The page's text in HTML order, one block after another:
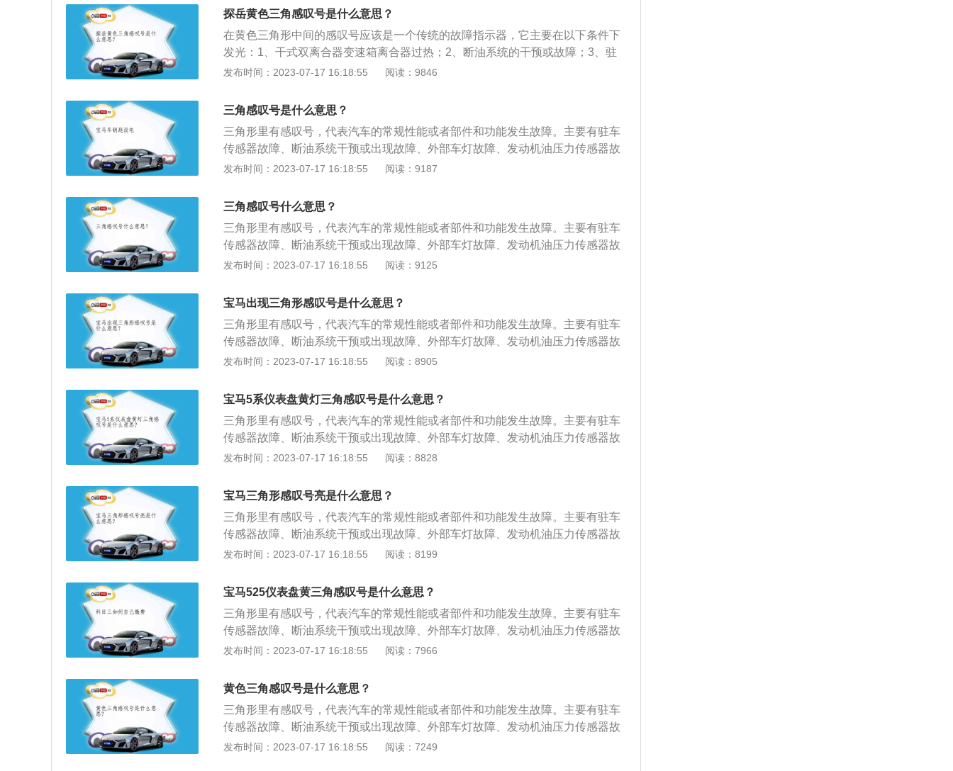
此类故障码需要维修完好并且利用检测电脑消码，才能够解除警报灯。汽车仪表
盘亮起带黄色感叹号故障灯的情况有许多种，一般情况是不会单独亮起黄色感叹
号故障灯，感叹号都会伴随其它形状故障灯一同出现。在汽车故障报警灯的使用
上，感叹号报警灯亮起代表着要注意使用车辆的意思，通常表示车辆出现某种故
障但不具体指明故障部件。汽车仪表盘亮起黄色感叹号在上轮胎截面形状在下图
高的通常会配备四轮胎压显示，每个胎压显示具体数值，每台车辆都有厂家推荐
标准胎压值并且在车身某位置有标注，一般是在主驾驶座侧门边上，灯亮过后先
自行判断或高了还是过低了，胎压过高了可以自行放气到正常推荐值，胎压过低
探岳黄色三角感叹号是什么意思？
在黄色三角形中间的感叹号应该是一个传统的故障指示器，它主要在以下条件下
发光：1、干式双离合器变速箱离合器过热；2、断油系统的干预或故障；3、驻
车传感器故障；4、外部灯泡故障；5、发动机机油压力传感器故障；6、驱动防
示灯用于显示发动机的工作状态。起动时，将钥匙转到“on”档，汽车进行自检，
指示灯也亮起。启动汽车后，指示灯将自动熄灭。如果车辆起动后指示灯一直亮
着，或在行驶过程中指示灯一直亮着，则表明发动机系统存在故障，如废气排放
过多、燃烧状态不良、爆震、配气系统故障、传感器数据异常等。2、机油压力
低警告灯机油指示器用于显示发动机中的机油存量和压力。它通常是红色的。起
亮，则表示机油压力低于标准值。此时，如果继续行驶，将导致发动机润滑不良
和异常磨损。
发布时间：2023-07-17 16:18:55 阅读：9846
三角感叹号是什么意思？
三角形里有感叹号，代表汽车的常规性能或者部件和功能发生故障。主要有驻车
传感器故障、断油系统干预或出现故障、外部车灯故障、发动机油压力传感器故
障等。解决办法：需要前往4S店进行检修，查出故障来源。感叹号是汽车常见的
色齿轮里面有感叹号、红色括号圆圈中间有感叹号、黄色括号下面一横中间有感
叹号、黄色灯泡带感叹号。以下是4种情况的具体分析：自动变速器故障：黄色
齿轮里面有感叹号，这是自动变速器故障警告灯，说明变速箱存在故障或变速箱
润滑油低于正常范围。需及时更换变速箱油。制动系统故障：括号圆圈中间有感
叹号，这个代表着制动系统的警示，主要有制动系统发生故障和制动液面过低。
这个代表着轮胎气压监测警示灯，当汽车的轮胎气压过低时，该警告灯就会亮
起。需检查汽车胎压，将胎压恢复到正常范围内。灯光故障：黄色灯泡感叹号，
这是灯光故障指示灯，提示有车灯出现故障。解决方案：尽快去4s店检查处理，
里出现了问题。
发布时间：2023-07-17 16:18:55 阅读：9187
三角感叹号什么意思？
三角形里有感叹号，代表汽车的常规性能或者部件和功能发生故障。主要有驻车
传感器故障、断油系统干预或出现故障、外部车灯故障、发动机油压力传感器故
障等。解决办法：需要前往4S店进行检修，查出故障来源。感叹号是汽车常见的
色齿轮里面有感叹号、红色括号圆圈中间有感叹号、黄色括号下面一横中间有感
叹号、黄色灯泡带感叹号。以下是4种情况的具体分析：自动变速器故障：黄色
齿轮里面有感叹号，这是自动变速器故障警告灯，说明变速箱存在故障或变速箱
润滑油低于正常范围。需及时更换变速箱油。制动系统故障：括号圆圈中间有感
叹号，这个代表着制动系统的警示，主要有制动系统发生故障和制动液面过低。
这个代表着轮胎气压监测警示灯，当汽车的轮胎气压过低时，该警告灯就会亮
起。需检查汽车胎压，将胎压恢复到正常范围内。灯光故障：黄色灯泡感叹号，
这是灯光故障指示灯，提示有车灯出现故障。解决方案：尽快去4s店检查处理，
里出现了问题。
发布时间：2023-07-17 16:18:55 阅读：9125
宝马出现三角形感叹号是什么意思？
三角形里有感叹号，代表汽车的常规性能或者部件和功能发生故障。主要有驻车
传感器故障、断油系统干预或出现故障、外部车灯故障、发动机油压力传感器故
障等。解决办法：需要前往4S店进行检修，查出故障来源。感叹号是汽车常见的
色齿轮里面有感叹号、红色括号圆圈中间有感叹号、黄色括号下面一横中间有感
叹号、黄色灯泡带感叹号。以下是4种情况的具体分析：自动变速器故障：黄色
齿轮里面有感叹号，这是自动变速器故障警告灯，说明变速箱存在故障或变速箱
润滑油低于正常范围。需及时更换变速箱油。制动系统故障：括号圆圈中间有感
叹号，这个代表着制动系统的警示，主要有制动系统发生故障和制动液面过低。
这个代表着轮胎气压监测警示灯，当汽车的轮胎气压过低时，该警告灯就会亮
起。需检查汽车胎压，将胎压恢复到正常范围内。灯光故障：黄色灯泡感叹号，
这是灯光故障指示灯，提示有车灯出现故障。解决方案：尽快去4s店检查处理，
里出现了问题。
发布时间：2023-07-17 16:18:55 阅读：8905
宝马5系仪表盘黄灯三角感叹号是什么意思？
三角形里有感叹号，代表汽车的常规性能或者部件和功能发生故障。主要有驻车
传感器故障、断油系统干预或出现故障、外部车灯故障、发动机油压力传感器故
障等。解决办法：需要前往4S店进行检修，查出故障来源。感叹号是汽车常见的
色齿轮里面有感叹号、红色括号圆圈中间有感叹号、黄色括号下面一横中间有感
叹号、黄色灯泡带感叹号。以下是4种情况的具体分析：自动变速器故障：黄色
齿轮里面有感叹号，这是自动变速器故障警告灯，说明变速箱存在故障或变速箱
润滑油低于正常范围。需及时更换变速箱油。制动系统故障：括号圆圈中间有感
叹号，这个代表着制动系统的警示，主要有制动系统发生故障和制动液面过低。
这个代表着轮胎气压监测警示灯，当汽车的轮胎气压过低时，该警告灯就会亮
起。需检查汽车胎压，将胎压恢复到正常范围内。灯光故障：黄色灯泡感叹号，
这是灯光故障指示灯，提示有车灯出现故障。解决方案：尽快去4s店检查处理，
里出现了问题。
发布时间：2023-07-17 16:18:55 阅读：8828
宝马三角形感叹号亮是什么意思？
三角形里有感叹号，代表汽车的常规性能或者部件和功能发生故障。主要有驻车
传感器故障、断油系统干预或出现故障、外部车灯故障、发动机油压力传感器故
障等。解决办法：需要前往4S店进行检修，查出故障来源。感叹号是汽车常见的
色齿轮里面有感叹号、红色括号圆圈中间有感叹号、黄色括号下面一横中间有感
叹号、黄色灯泡带感叹号。以下是4种情况的具体分析：自动变速器故障：黄色
齿轮里面有感叹号，这是自动变速器故障警告灯，说明变速箱存在故障或变速箱
润滑油低于正常范围。需及时更换变速箱油。制动系统故障：括号圆圈中间有感
叹号，这个代表着制动系统的警示，主要有制动系统发生故障和制动液面过低。
这个代表着轮胎气压监测警示灯，当汽车的轮胎气压过低时，该警告灯就会亮
起。需检查汽车胎压，将胎压恢复到正常范围内。灯光故障：黄色灯泡感叹号，
这是灯光故障指示灯，提示有车灯出现故障。解决方案：尽快去4s店检查处理，
里出现了问题。
发布时间：2023-07-17 16:18:55 阅读：8199
宝马525仪表盘黄三角感叹号是什么意思？
三角形里有感叹号，代表汽车的常规性能或者部件和功能发生故障。主要有驻车
传感器故障、断油系统干预或出现故障、外部车灯故障、发动机油压力传感器故
障等。解决办法：需要前往4S店进行检修，查出故障来源。感叹号是汽车常见的
色齿轮里面有感叹号、红色括号圆圈中间有感叹号、黄色括号下面一横中间有感
叹号、黄色灯泡带感叹号。以下是4种情况的具体分析：自动变速器故障：黄色
齿轮里面有感叹号，这是自动变速器故障警告灯，说明变速箱存在故障或变速箱
润滑油低于正常范围。需及时更换变速箱油。制动系统故障：括号圆圈中间有感
叹号，这个代表着制动系统的警示，主要有制动系统发生故障和制动液面过低。
发布时间：2023-07-17 16:18:55 阅读：7966
黄色三角感叹号是什么意思？
三角形里有感叹号，代表汽车的常规性能或者部件和功能发生故障。主要有驻车
传感器故障、断油系统干预或出现故障、外部车灯故障、发动机油压力传感器故
障等。解决办法：需要前往4S店进行检修，查出故障来源。感叹号是汽车常见的
发布时间：2023-07-17 16:18:55 阅读：7249